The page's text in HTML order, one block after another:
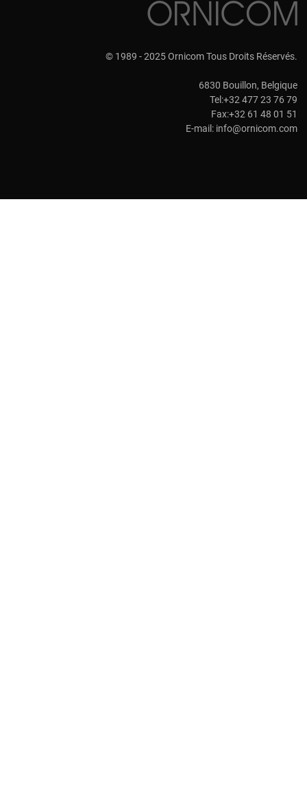
© 1989 - 2025 Ornicom Tous Droits Réservés.
6830 Bouillon, Belgique
Tel:+32 477 23 76 79
Fax:+32 61 48 01 51
E-mail: info@ornicom.com